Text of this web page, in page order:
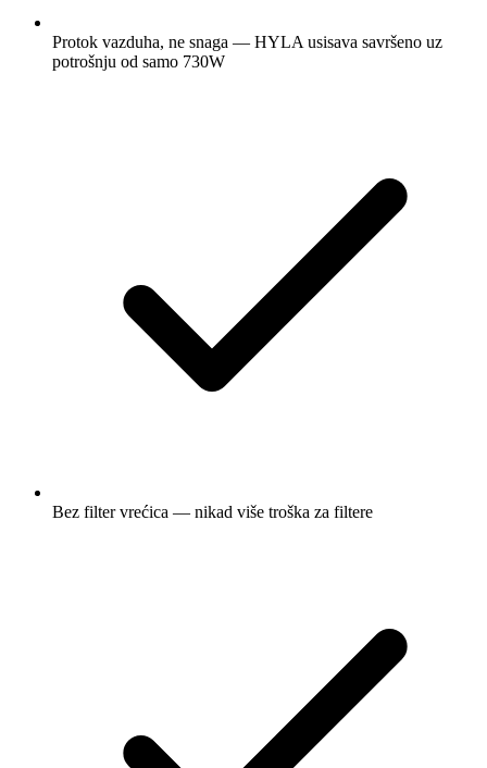
Protok vazduha, ne snaga — HYLA usisava savršeno uz
potrošnju od samo 730W
Bez filter vrećica — nikad više troška za filtere